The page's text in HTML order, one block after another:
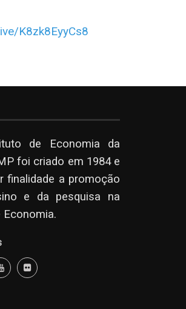
K8zk8EyyCs8
de Economia da
foi criado em 1984 e
finalidade a promoção
e da pesquisa na
Economia.